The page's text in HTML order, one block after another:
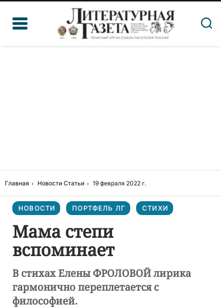
Главная Новости Статьи 19 февраля 2022 г.
НОВОСТИ ПОРТФЕЛЬ ЛГ СТИХИ
Мама степи
вспоминает
В стихах Елены ФРОЛОВОЙ лирика
гармонично переплетается с
философией.